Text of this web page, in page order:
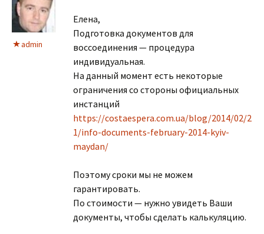
admin
Елена,
Подготовка документов для
воссоединения — процедура
индивидуальная.
На данный момент есть некоторые
ограничения со стороны официальных
инстанций
https://costaespera.com.ua/blog/2014/02/2
1/info-documents-february-2014-kyiv-
maydan/
Поэтому сроки мы не можем
гарантировать.
По стоимости — нужно увидеть Ваши
документы, чтобы сделать калькуляцию.